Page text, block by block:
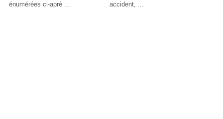
énumérées ci-aprè ...
accident, ...